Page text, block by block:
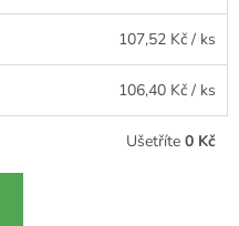
107,52 Kč / ks
106,40 Kč / ks
Ušetříte 0 Kč